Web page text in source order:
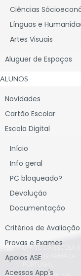
Ciências
Línguas e
Artes Visuais
Aluguer de Espaços
ALUNOS
Novidades
Cartão Escolar
Escola Digital
Início
Info geral
PC bloqueado?
Devolução
Documentação
Critérios de Avaliação
Provas e Exames
Apoios ASE
Acessos App's
CONTACTOS SEDE
LARGO DA ESCOLA
2620-439 RAMADA